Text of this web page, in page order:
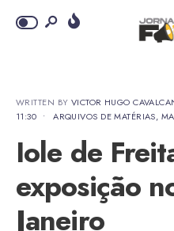
WRITTEN BY VICTOR HUGO
11:30 • ARQUIVOS DE MATÉRIAS,
Iole de
exposição
Janeiro